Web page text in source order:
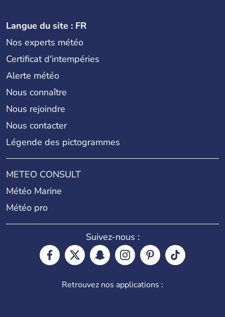
Langue du site : FR
Nos experts météo
Certificat d'intempéries
Alerte météo
Nous connaître
Nous rejoindre
Nous contacter
Légende des pictogrammes
METEO CONSULT
Météo Marine
Météo pro
Suivez-nous :
Retrouvez nos applications :